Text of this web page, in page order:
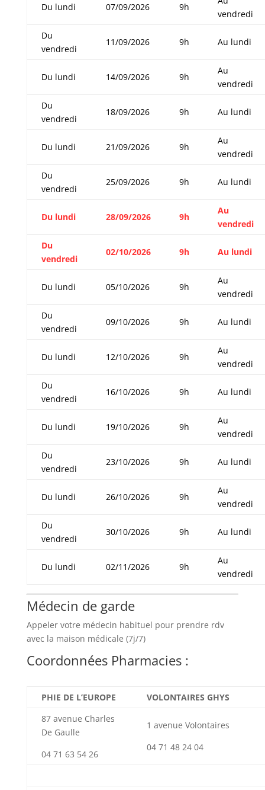
Du lundi 07/09/2026 9h
vendredi
Du
vendredi
11/09/2026 9h Au lundi
Du lundi 14/09/2026 9h
Au
vendredi
Du
vendredi
18/09/2026 9h Au lundi
Du lundi 21/09/2026 9h
Au
vendredi
Du
vendredi
25/09/2026 9h Au lundi
Du lundi 28/09/2026 9h
Au
vendredi
Du
vendredi
02/10/2026 9h Au lundi
Du lundi 05/10/2026 9h
Au
vendredi
Du
vendredi
09/10/2026 9h Au lundi
Du lundi 12/10/2026 9h
Au
vendredi
Du
vendredi
16/10/2026 9h Au lundi
Du lundi 19/10/2026 9h
Au
vendredi
Du
vendredi
23/10/2026 9h Au lundi
Du lundi 26/10/2026 9h
Au
vendredi
Du
vendredi
30/10/2026 9h Au lundi
Du lundi 02/11/2026 9h
Au
vendredi
Médecin de garde
Appeler votre médecin habituel pour prendre rdv
avec la maison médicale (7j/7)
Coordonnées Pharmacies :
PHIE DE L’EUROPE
VOLONTAIRES GHYS
87 avenue Charles
De Gaulle
04 71 63 54 26
1 avenue Volontaires
04 71 48 24 04